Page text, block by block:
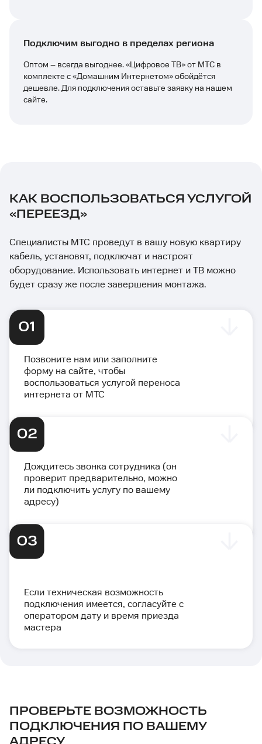
Подключим выгодно в пределах региона
Оптом – всегда выгоднее. «Цифровое ТВ» от МТС в
комплекте с «Домашним Интернетом» обойдётся
дешевле. Для подключения оставьте заявку на нашем
сайте.
КАК ВОСПОЛЬЗОВАТЬСЯ УСЛУГОЙ
«ПЕРЕЕЗД»
Специалисты МТС проведут в вашу новую квартиру
кабель, установят, подключат и настроят
оборудование. Использовать интернет и ТВ можно
будет сразу же после завершения монтажа.
Позвоните нам или заполните
форму на сайте, чтобы
воспользоваться услугой переноса
интернета от МТС
Дождитесь звонка сотрудника (он
проверит предварительно, можно
ли подключить услугу по вашему
адресу)
Если техническая возможность
подключения имеется, согласуйте с
оператором дату и время приезда
мастера
ПРОВЕРЬТЕ ВОЗМОЖНОСТЬ
ПОДКЛЮЧЕНИЯ ПО ВАШЕМУ